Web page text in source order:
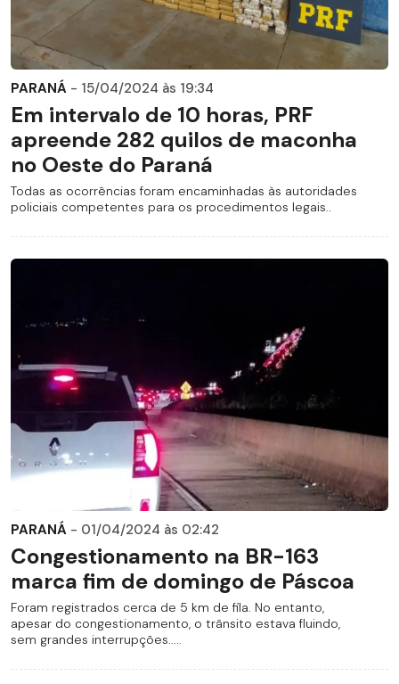
PARANÁ - 15/04/2024 às 19:34
Em intervalo de 10 horas, PRF
apreende 282 quilos de maconha
no Oeste do Paraná
Todas as ocorrências foram encaminhadas às autoridades
policiais competentes para os procedimentos legais..
PARANÁ - 01/04/2024 às 02:42
Congestionamento na BR-163
marca fim de domingo de Páscoa
Foram registrados cerca de 5 km de fila. No entanto,
apesar do congestionamento, o trânsito estava fluindo,
sem grandes interrupções.....